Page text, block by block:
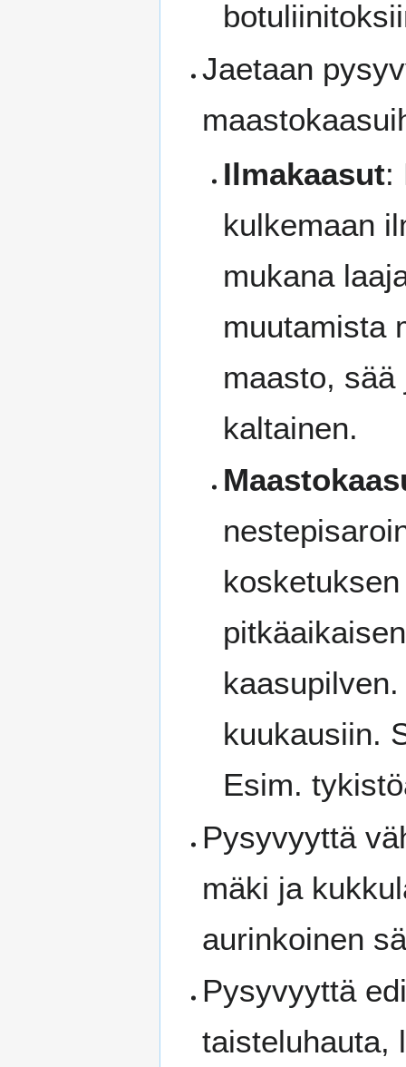
Jaetaan
Ilmakaasut:
kulkemaan
mukana
muutamista
maasto,
kaltainen.
kuukausiin.
Esim.
Pysyvyyttä
mäki ja
aurinkoinen
Pysyvyyttä
taisteluhauta,